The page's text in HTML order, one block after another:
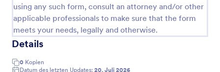
using any such form, consult an attorney and/or other
applicable professionals to make sure that the form
meets your needs, legally and otherwise.
Details
0 Kopien
Datum des letzten Updates: 20. Juli 2026